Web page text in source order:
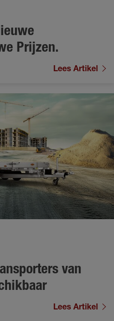
Prijzen.
Lees Artikel
van
Lees Artikel